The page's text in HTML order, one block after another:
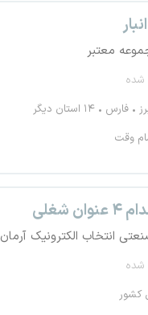
معتبر
شده
فارس
۱۴ استان دیگر
وقت
شغلی
انتخاب الکترونیک آرمان
شده
کشور